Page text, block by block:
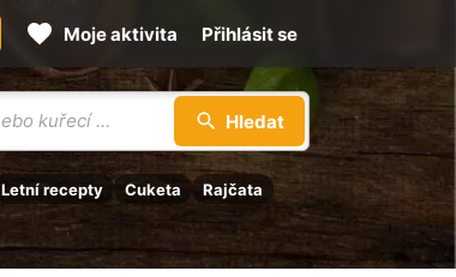
Hledat
Letní recepty Cuketa
Rajčata
Moje aktivita Přihlásit se